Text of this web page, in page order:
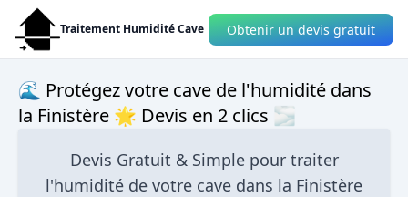
Traitement Humidité Cave Obtenir un devis gratuit
🌊 Protégez votre cave de l'humidité dans
la Finistère 🌟 Devis en 2 clics 🌫
Devis Gratuit & Simple pour traiter
l'humidité de votre cave dans la Finistère